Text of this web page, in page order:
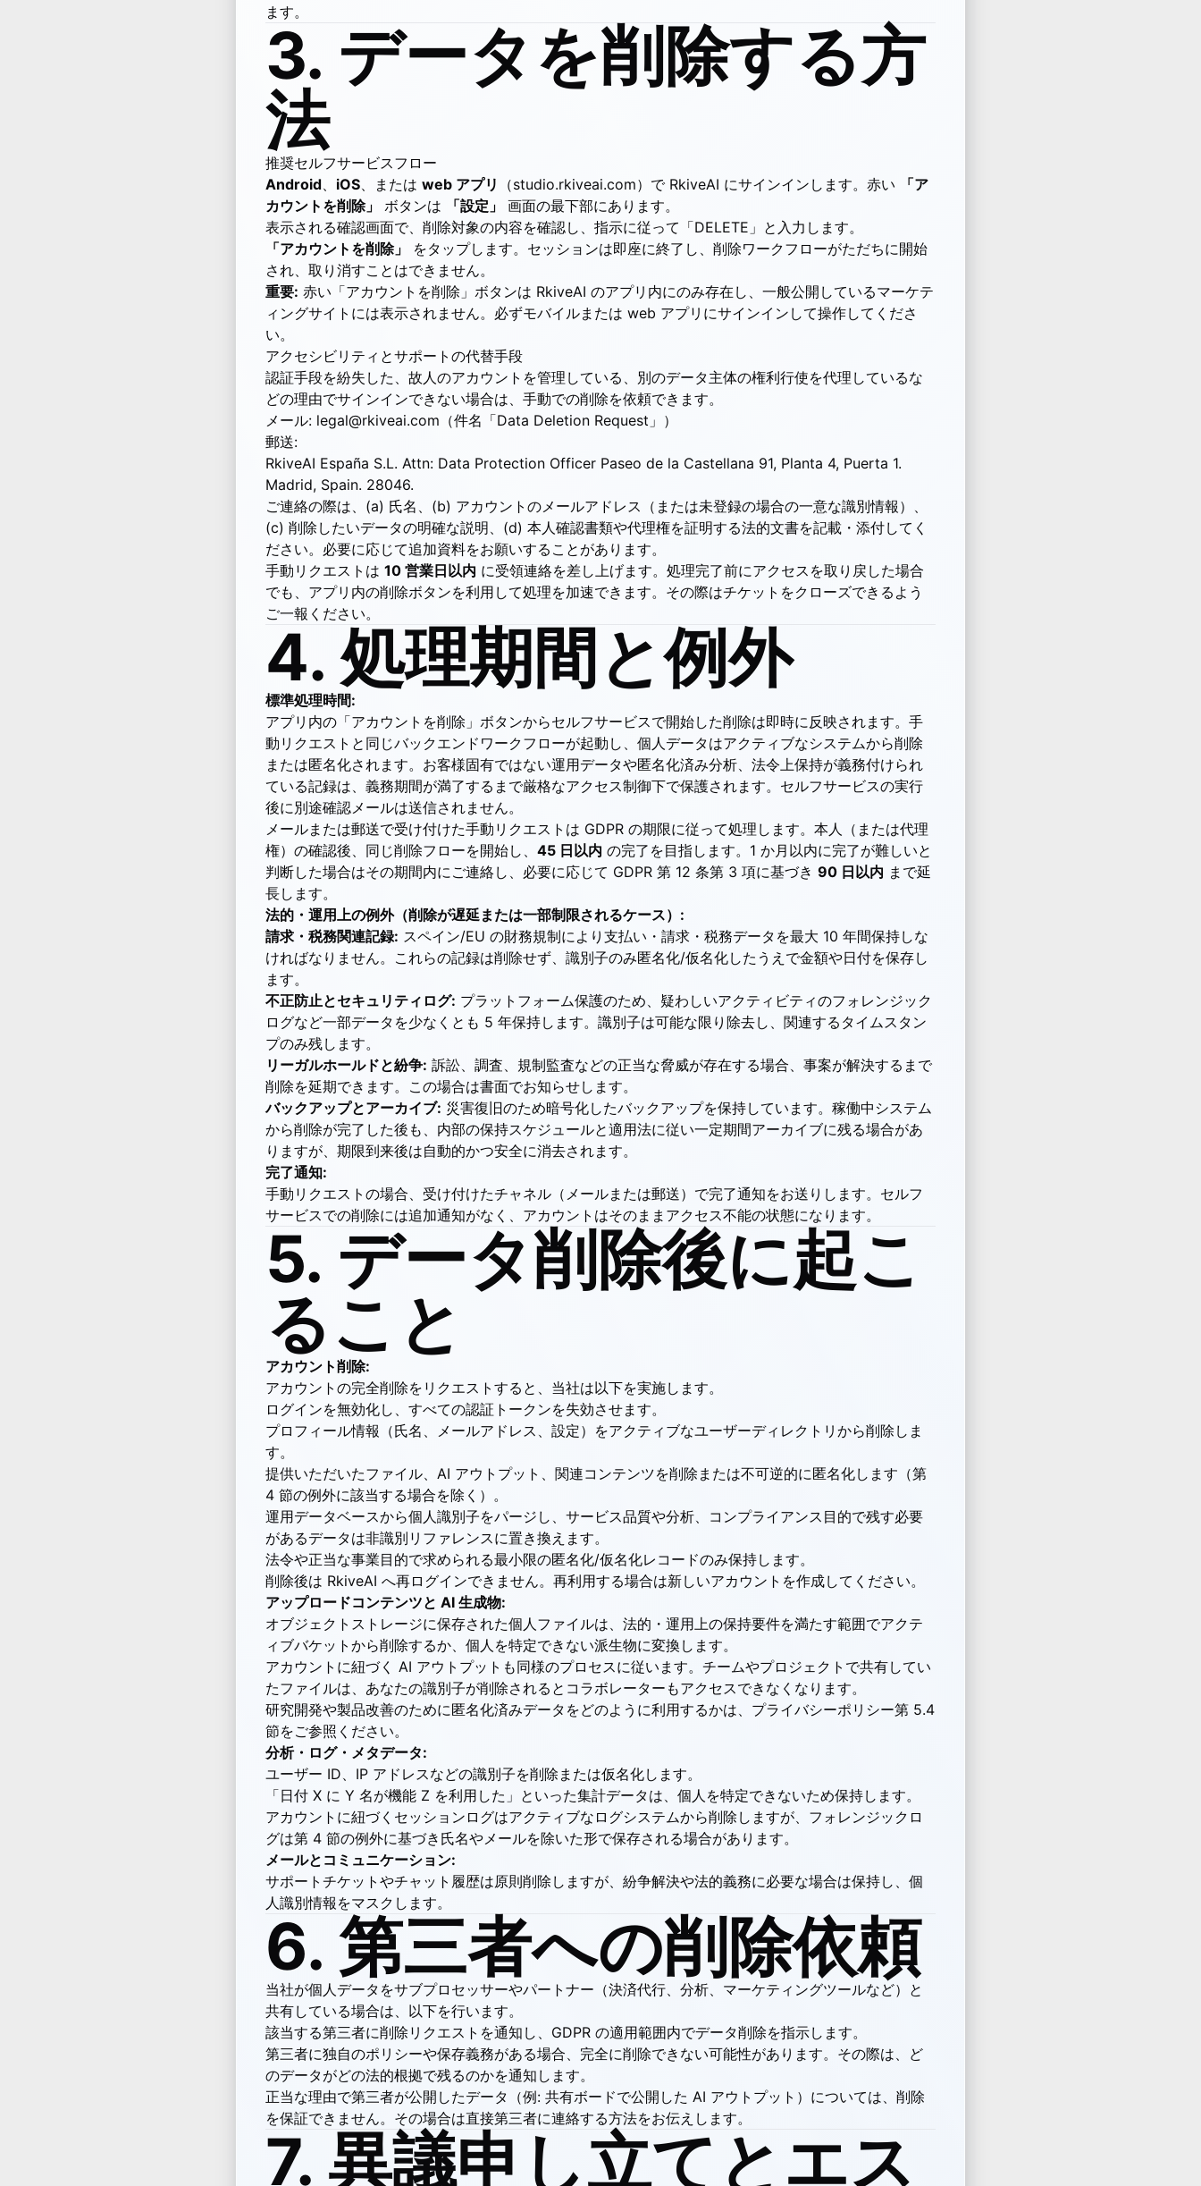
ます。
3. データを削除する方
法
推奨セルフサービスフロー
Android、 iOS、または web アプリ （studio.rkiveai.com）で RkiveAI にサインインします。赤い
「ア
カウントを削除」
ボタンは 「設定」
画面の最下部にあります。
表示される確認画面で、削除対象の内容を確認し、指示に従って「DELETE」と入力します。
「アカウントを削除」
をタップします。セッションは即座に終了し、削除ワークフローがただちに開始
され、取り消すことはできません。
重要: 赤い「アカウントを削除」ボタンは RkiveAI のアプリ内にのみ存在し、一般公開しているマーケテ
ィングサイトには表示されません。必ずモバイルまたは web アプリにサインインして操作してくださ
い。
アクセシビリティとサポートの代替手段
認証手段を紛失した、故人のアカウントを管理している、別のデータ主体の権利行使を代理しているな
どの理由でサインインできない場合は、手動での削除を依頼できます。
メール: legal@rkiveai.com （件名「Data Deletion Request」）
郵送:
RkiveAI España S.L. Attn: Data Protection Officer Paseo de la Castellana 91, Planta 4, Puerta 1.
Madrid, Spain. 28046.
ご連絡の際は、(a) 氏名、(b) アカウントのメールアドレス（または未登録の場合の一意な識別情報）、
(c) 削除したいデータの明確な説明、(d) 本人確認書類や代理権を証明する法的文書を記載・添付してく
ださい。必要に応じて追加資料をお願いすることがあります。
手動リクエストは 10 営業日以内 に受領連絡を差し上げます。処理完了前にアクセスを取り戻した場合
でも、アプリ内の削除ボタンを利用して処理を加速できます。その際はチケットをクローズできるよう
ご一報ください。
4. 処理期間と例外
標準処理時間:
アプリ内の「アカウントを削除」ボタンからセルフサービスで開始した削除は即時に反映されます。手
動リクエストと同じバックエンドワークフローが起動し、個人データはアクティブなシステムから削除
または匿名化されます。お客様固有ではない運用データや匿名化済み分析、法令上保持が義務付けられ
ている記録は、義務期間が満了するまで厳格なアクセス制御下で保護されます。セルフサービスの実行
後に別途確認メールは送信されません。
メールまたは郵送で受け付けた手動リクエストは GDPR の期限に従って処理します。本人（または代理
権）の確認後、同じ削除フローを開始し、 45 日以内 の完了を目指します。1 か月以内に完了が難しいと
判断した場合はその期間内にご連絡し、必要に応じて GDPR 第 12 条第 3 項に基づき 90 日以内 まで延
長します。
法的・運用上の例外（削除が遅延または一部制限されるケース）:
請求・税務関連記録: スペイン/EU の財務規制により支払い・請求・税務データを最大 10 年間保持しな
ければなりません。これらの記録は削除せず、識別子のみ匿名化/仮名化したうえで金額や日付を保存し
ます。
不正防止とセキュリティログ: プラットフォーム保護のため、疑わしいアクティビティのフォレンジック
ログなど一部データを少なくとも 5 年保持します。識別子は可能な限り除去し、関連するタイムスタン
プのみ残します。
リーガルホールドと紛争: 訴訟、調査、規制監査などの正当な脅威が存在する場合、事案が解決するまで
削除を延期できます。この場合は書面でお知らせします。
バックアップとアーカイブ: 災害復旧のため暗号化したバックアップを保持しています。稼働中システム
から削除が完了した後も、内部の保持スケジュールと適用法に従い一定期間アーカイブに残る場合があ
りますが、期限到来後は自動的かつ安全に消去されます。
完了通知:
手動リクエストの場合、受け付けたチャネル（メールまたは郵送）で完了通知をお送りします。セルフ
サービスでの削除には追加通知がなく、アカウントはそのままアクセス不能の状態になります。
5. データ削除後に起こ
ること
アカウント削除:
アカウントの完全削除をリクエストすると、当社は以下を実施します。
ログインを無効化し、すべての認証トークンを失効させます。
プロフィール情報（氏名、メールアドレス、設定）をアクティブなユーザーディレクトリから削除しま
す。
提供いただいたファイル、AI アウトプット、関連コンテンツを削除または不可逆的に匿名化します（第
4 節の例外に該当する場合を除く）。
運用データベースから個人識別子をパージし、サービス品質や分析、コンプライアンス目的で残す必要
があるデータは非識別リファレンスに置き換えます。
法令や正当な事業目的で求められる最小限の匿名化/仮名化レコードのみ保持します。
削除後は RkiveAI へ再ログインできません。再利用する場合は新しいアカウントを作成してください。
アップロードコンテンツと AI 生成物:
オブジェクトストレージに保存された個人ファイルは、法的・運用上の保持要件を満たす範囲でアクテ
ィブバケットから削除するか、個人を特定できない派生物に変換します。
アカウントに紐づく AI アウトプットも同様のプロセスに従います。チームやプロジェクトで共有してい
たファイルは、あなたの識別子が削除されるとコラボレーターもアクセスできなくなります。
研究開発や製品改善のために匿名化済みデータをどのように利用するかは、 プライバシーポリシー第 5.4
節をご参照ください。
分析・ログ・メタデータ:
ユーザー ID、IP アドレスなどの識別子を削除または仮名化します。
「日付 X に Y 名が機能 Z を利用した」といった集計データは、個人を特定できないため保持します。
アカウントに紐づくセッションログはアクティブなログシステムから削除しますが、フォレンジックロ
グは第 4 節の例外に基づき氏名やメールを除いた形で保存される場合があります。
メールとコミュニケーション:
サポートチケットやチャット履歴は原則削除しますが、紛争解決や法的義務に必要な場合は保持し、個
人識別情報をマスクします。
6. 第三者への削除依頼
当社が個人データをサブプロセッサーやパートナー（決済代行、分析、マーケティングツールなど）と
共有している場合は、以下を行います。
該当する第三者に削除リクエストを通知し、GDPR の適用範囲内でデータ削除を指示します。
第三者に独自のポリシーや保存義務がある場合、完全に削除できない可能性があります。その際は、ど
のデータがどの法的根拠で残るのかを通知します。
正当な理由で第三者が公開したデータ（例: 共有ボードで公開した AI アウトプット）については、削除
を保証できません。その場合は直接第三者に連絡する方法をお伝えします。
7. 異議申し立てとエス